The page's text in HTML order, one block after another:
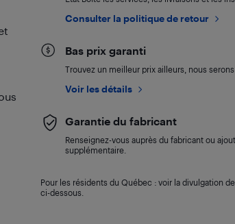
Consulter la politique de retour
Bas prix garanti
Trouvez un meilleur prix ailleurs, nous
Voir les détails
Garantie du fabricant
Renseignez-vous auprès du fabricant ou
supplémentaire.
Pour les résidents du Québec : voir la divulgation
ci-dessous.